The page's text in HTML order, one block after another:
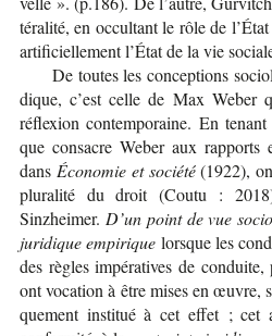
té­ra­lité, en occul­tant le rôle de
arti­fi­ciel­le­ment l’État de la vie
De toutes les concep­tions
dique, c’est celle de Max Weber
réflexion contem­po­raine. En
que consacre Weber aux rap­ports
dans Éco­no­mie et société(1922),
plu­ra­lité du droit (Coutu :
Sinzheimer. D’un point de vue
juri­dique empirique lorsque les
des règles impé­ra­tives de
ont voca­tion à être mises en œuvre,
que­ment ins­ti­tué à cet effet ; cet